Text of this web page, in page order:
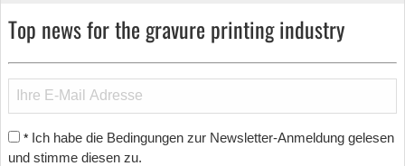
Top news for the gravure printing industry
* Ich habe die Bedingungen zur Newsletter-Anmeldung gelesen
und stimme diesen zu.